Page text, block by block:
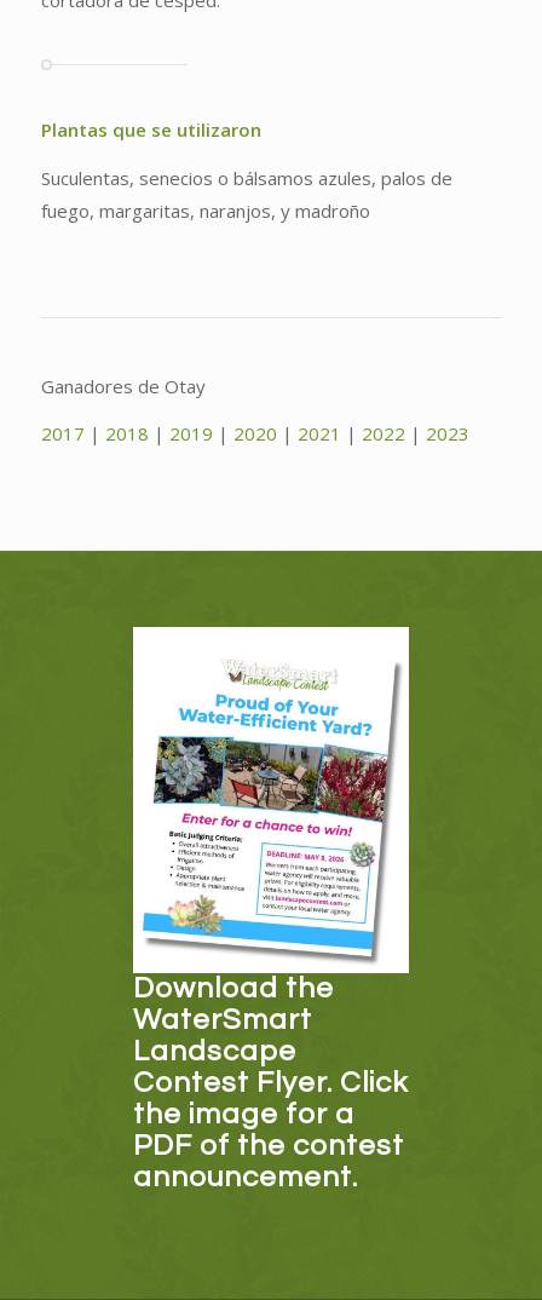
Plantas que se utilizaron
Suculentas, senecios o bálsamos azules, palos de
fuego, margaritas, naranjos, y madroño
Ganadores de Otay
2017 | 2018 | 2019 | 2020 | 2021 | 2022 | 2023
Download the
WaterSmart
Landscape
Contest Flyer. Click
the image for a
PDF of the contest
announcement.